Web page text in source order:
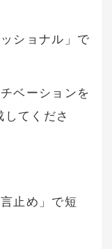
ショナル」で
ベーションを
てくださ
止め」で短